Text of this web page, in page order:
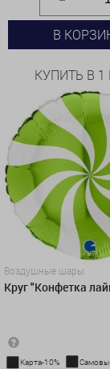
В
КУПИТЬ В 1
Воздушные шары
Круг "Конфетка
Карта-10%